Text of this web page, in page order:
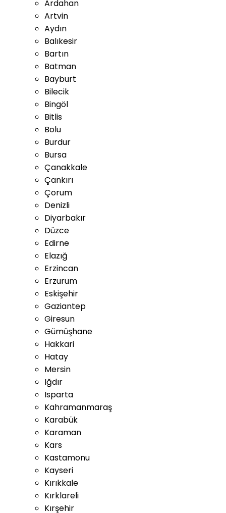
Ardahan
Artvin
Aydın
Balıkesir
Bartın
Batman
Bayburt
Bilecik
Bingöl
Bitlis
Bolu
Burdur
Bursa
Çanakkale
Çankırı
Çorum
Denizli
Diyarbakır
Düzce
Edirne
Elazığ
Erzincan
Erzurum
Eskişehir
Gaziantep
Giresun
Gümüşhane
Hakkari
Hatay
Mersin
Iğdır
Isparta
Kahramanmaraş
Karabük
Karaman
Kars
Kastamonu
Kayseri
Kırıkkale
Kırklareli
Kırşehir